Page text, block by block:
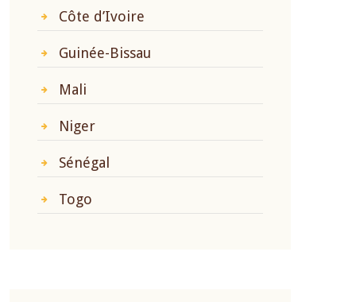
Côte d’Ivoire
Guinée-Bissau
Mali
Niger
Sénégal
Togo